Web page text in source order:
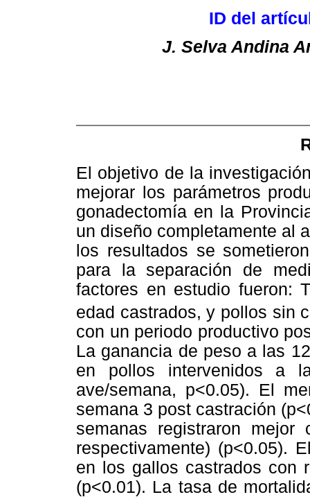
ID del
J. Selva Andina
El objetivo de la
mejorar los parámetros
gonadectomía en la
un diseño completamente al
los resultados se
para la separación de
factores en estudio fueron:
edad castrados, y pollos sin
con un periodo productivo
La ganancia de peso a las
en pollos intervenidos a
ave/semana, p<0.05). El
semana 3 post castración
semanas registraron mejor
respectivamente) (p<0.05).
en los gallos castrados con
(p<0.01). La tasa de